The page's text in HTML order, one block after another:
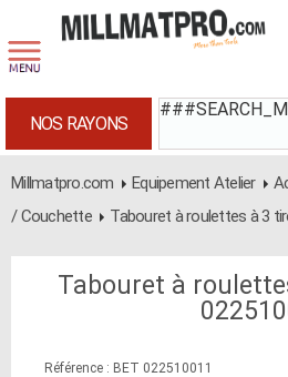
NOS RAYONS
Millmatpro.com Equipement Atelier
/ Couchette
Tabouret à roulettes à 3
Tabouret à
Référence : BET 022510011